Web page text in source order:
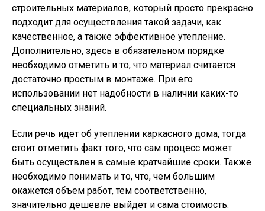
строительных материалов, который просто прекрасно
подходит для осуществления такой задачи, как
качественное, а также эффективное утепление.
Дополнительно, здесь в обязательном порядке
необходимо отметить и то, что материал считается
достаточно простым в монтаже. При его
использовании нет надобности в наличии каких-то
специальных знаний.
Если речь идет об утеплении каркасного дома, тогда
стоит отметить факт того, что сам процесс может
быть осуществлен в самые кратчайшие сроки. Также
необходимо понимать и то, что, чем большим
окажется объем работ, тем соответственно,
значительно дешевле выйдет и сама стоимость.